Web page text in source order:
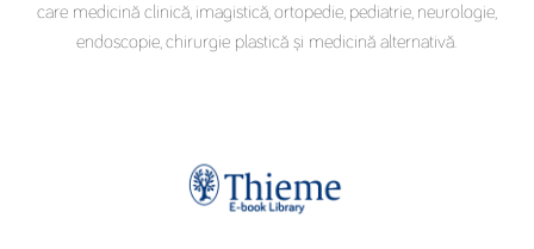
care medicină clinică, imagistică, ortopedie, pediatrie, neurologie,
endoscopie, chirurgie plastică și medicină alternativă.